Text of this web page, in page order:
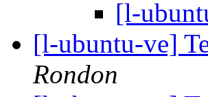
[l-
[l-ubuntu-ve]
Rondon